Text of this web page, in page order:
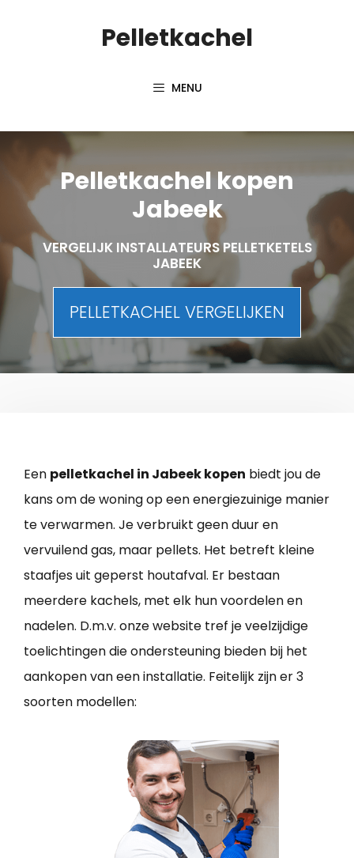
Pelletkachel
MENU
Pelletkachel kopen
Jabeek
VERGELIJK INSTALLATEURS PELLETKETELS
JABEEK
PELLETKACHEL VERGELIJKEN
Een pelletkachel in Jabeek kopen biedt jou de
kans om de woning op een energiezuinige manier
te verwarmen. Je verbruikt geen duur en
vervuilend gas, maar pellets. Het betreft kleine
staafjes uit geperst houtafval. Er bestaan
meerdere kachels, met elk hun voordelen en
nadelen. D.m.v. onze website tref je veelzijdige
toelichtingen die ondersteuning bieden bij het
aankopen van een installatie. Feitelijk zijn er 3
soorten modellen: